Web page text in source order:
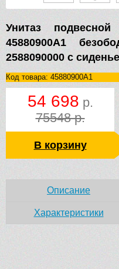
Унитаз
45880900A1
2588090000 с
Код товара: 45880900A1
54 698 р.
75548 р.
В корзину
Описание
Характеристики